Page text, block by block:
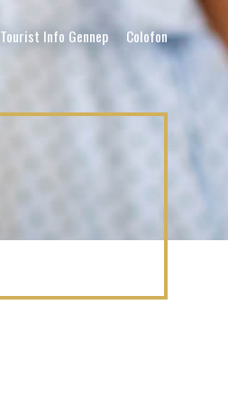
Tourist Info Gennep Colofon